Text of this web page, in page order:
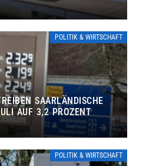
POLITIK & WIRTSCHAFT
SAARLÄNDISCHE
AUF 3,2 PROZENT
POLITIK & WIRTSCHAFT